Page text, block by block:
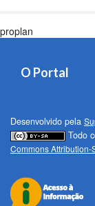
proplan
O Portal
Desenvolvido pela
Todo
Commons